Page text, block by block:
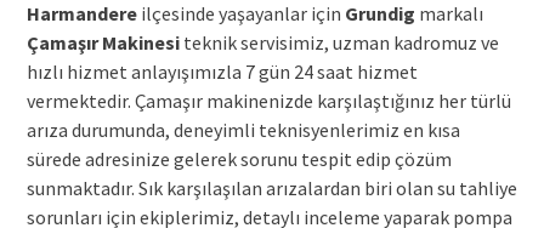
Harmandereilçesinde yaşayanlar için Grundig markalı
Çamaşır Makinesiteknik servisimiz, uzman kadromuz ve
hızlı hizmet anlayışımızla 7 gün 24 saat hizmet
vermektedir. Çamaşır makinenizde karşılaştığınız her türlü
arıza durumunda, deneyimli teknisyenlerimiz en kısa
sürede adresinize gelerek sorunu tespit edip çözüm
sunmaktadır. Sık karşılaşılan arızalardan biri olan su tahliye
sorunları için ekiplerimiz, detaylı inceleme yaparak pompa